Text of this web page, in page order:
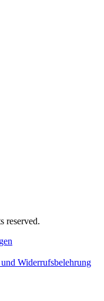
reserved.
Widerrufsbelehrung